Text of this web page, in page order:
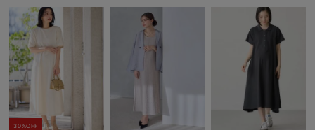
30%OFF